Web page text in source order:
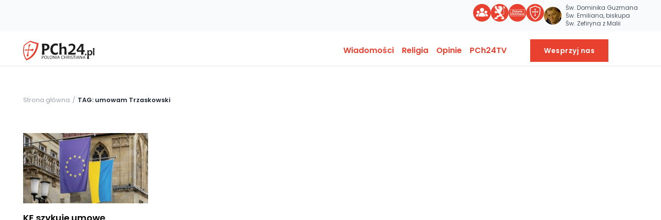
Św. Dominika Guzmana
Św. Emiliana, biskupa
Św. Zefiryna z Malii
Wiadomości Religia Opinie PCh24TV Wesprzyj nas
Strona główna TAG: umowam Trzaskowski